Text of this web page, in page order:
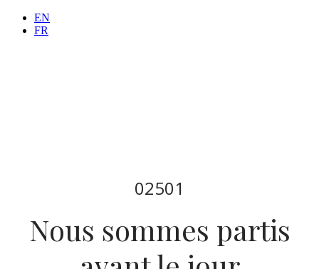
EN
FR
02501
Nous sommes partis